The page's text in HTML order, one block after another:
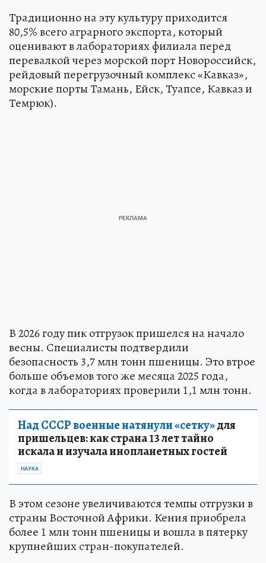
Традиционно на эту культуру приходится
80,5% всего аграрного экспорта, который
оценивают в лабораториях филиала перед
перевалкой через морской порт Новороссийск,
рейдовый перегрузочный комплекс «Кавказ»,
морские порты Тамань, Ейск, Туапсе, Кавказ и
Темрюк).
В 2026 году пик отгрузок пришелся на начало
весны. Специалисты подтвердили
безопасность 3,7 млн тонн пшеницы. Это втрое
больше объемов того же месяца 2025 года,
когда в лабораториях проверили 1,1 млн тонн.
Над СССР военные натянули «сетку»для
пришельцев: как страна 13 лет тайно
искала и изучала инопланетных гостей
НАУКА
В этом сезоне увеличиваются темпы отгрузки в
страны Восточной Африки. Кения приобрела
более 1 млн тонн пшеницы и вошла в пятерку
крупнейших стран-покупателей.